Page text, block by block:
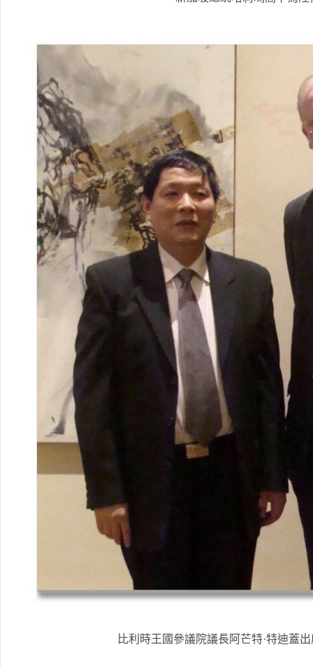
比利時王國參議院議長阿芒特·特迪蓋